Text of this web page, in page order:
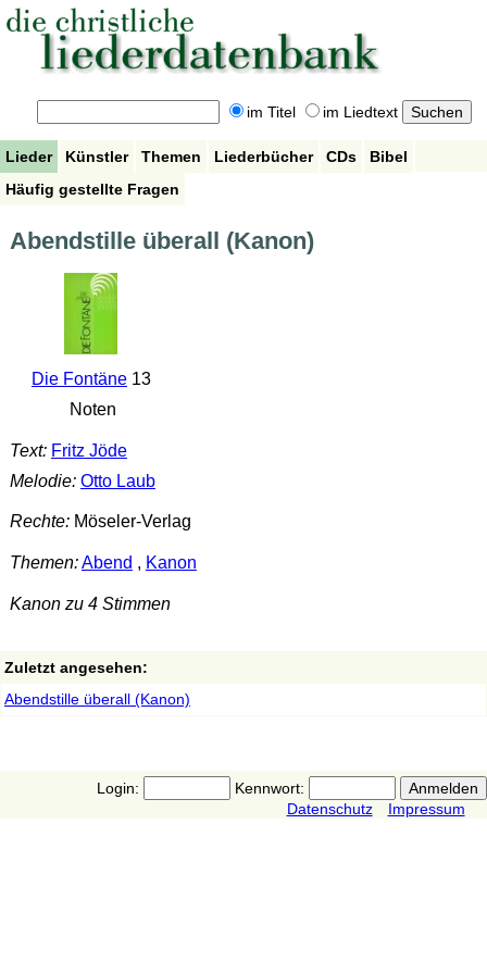
im Titel im Liedtext
Lieder Künstler Themen Liederbücher CDs
Bibel
Häufig gestellte Fragen
Abendstille überall (Kanon)
Die Fontäne13
Noten
Text: Fritz Jöde
Melodie: Otto Laub
Rechte:Möseler-Verlag
Themen:Abend , Kanon
Kanon zu 4 Stimmen
Zuletzt angesehen:
Abendstille überall (Kanon)
Login:
Kennwort:
Datenschutz
Impressum